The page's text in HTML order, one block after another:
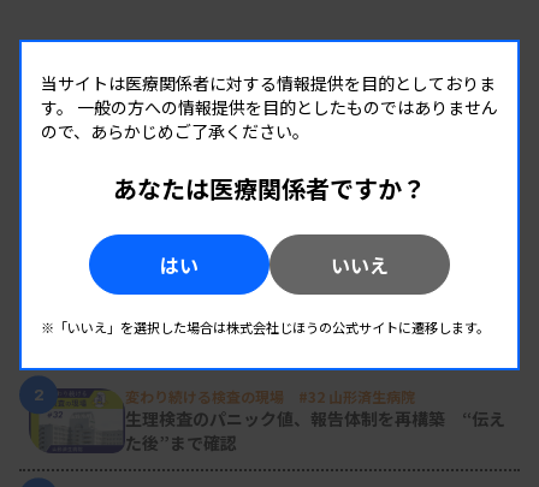
RANKING
人気の記事
チーム医療の中で信頼される技師
2 変わり続ける検査の現場 #32 山形済生病院
生理検査のパニック値、報告体制を再構築 “伝え
た後”まで確認
当サイトは医療関係者に対する情報提供を目的としておりま
す。 一般の方への情報提供を目的としたものではありません
ので、あらかじめご了承ください。
あなたは医療関係者ですか？
はい いいえ
※「いいえ」を選択した場合は株式会社じほうの公式サイトに遷移します。